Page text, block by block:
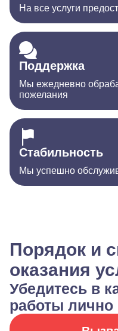
На все услуги
Поддержка
Мы ежедневно
пожелания
Стабильность
Мы успешно
Порядок и
оказания
Убедитесь в
работы лично